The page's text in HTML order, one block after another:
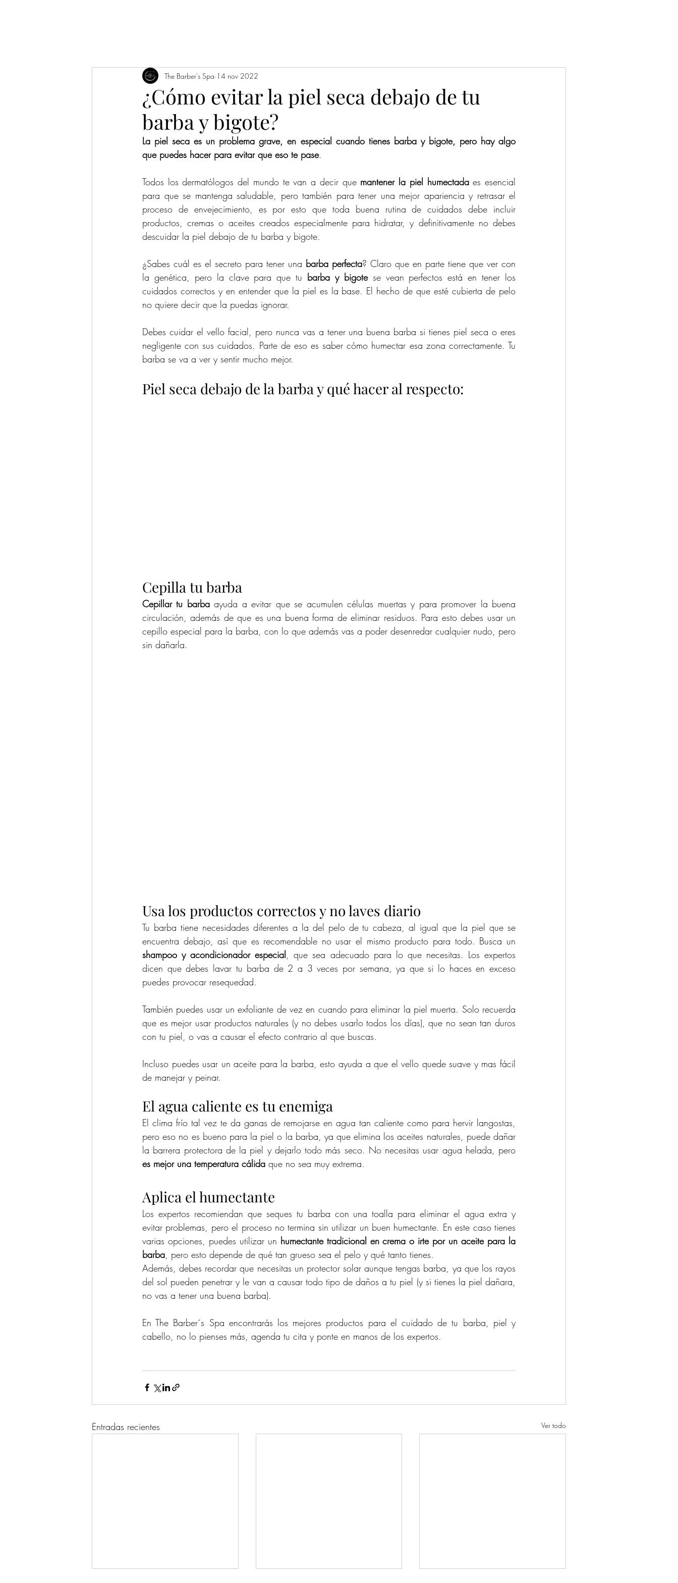
¿Cómo evitar la piel seca debajo de tu
barba y bigote?
The Barber's Spa 14 nov 2022
La piel seca es un problema grave, en especial cuando tienes barba y bigote, pero hay algo
que puedes hacer para evitar que eso te pase.
Todos los dermatólogos del mundo te van a decir que mantener la piel humectada es esencial
para que se mantenga saludable, pero también para tener una mejor apariencia y retrasar el
proceso de envejecimiento, es por esto que toda buena rutina de cuidados debe incluir
productos, cremas o aceites creados especialmente para hidratar, y definitivamente no debes
descuidar la piel debajo de tu barba y bigote.
¿Sabes cuál es el secreto para tener una barba perfecta? Claro que en parte tiene que ver con
la genética, pero la clave para que tu barba y bigote se vean perfectos está en tener los
cuidados correctos y en entender que la piel es la base. El hecho de que esté cubierta de pelo
no quiere decir que la puedas ignorar.
Debes cuidar el vello facial, pero nunca vas a tener una buena barba si tienes piel seca o eres
negligente con sus cuidados. Parte de eso es saber cómo humectar esa zona correctamente. Tu
barba se va a ver y sentir mucho mejor.
Piel seca debajo de la barba y qué hacer al respecto:
Cepilla tu barba
Cepillar tu barba ayuda a evitar que se acumulen células muertas y para promover la buena
circulación, además de que es una buena forma de eliminar residuos. Para esto debes usar un
cepillo especial para la barba, con lo que además vas a poder desenredar cualquier nudo, pero
sin dañarla.
Usa los productos correctos y no laves diario
Tu barba tiene necesidades diferentes a la del pelo de tu cabeza, al igual que la piel que se
shampoo y acondicionador especial, que sea adecuado para lo que necesitas. Los expertos
dicen que debes lavar tu barba de 2 a 3 veces por semana, ya que si lo haces en exceso
puedes provocar resequedad.
También puedes usar un exfoliante de vez en cuando para eliminar la piel muerta. Solo recuerda
que es mejor usar productos naturales (y no debes usarlo todos los días), que no sean tan duros
con tu piel, o vas a causar el efecto contrario al que buscas.
Incluso puedes usar un aceite para la barba, esto ayuda a que el vello quede suave y mas fácil
de manejar y peinar.
El agua caliente es tu enemiga
El clima frío tal vez te da ganas de remojarse en agua tan caliente como para hervir langostas,
pero eso no es bueno para la piel o la barba, ya que elimina los aceites naturales, puede dañar
es mejor una temperatura cálida que no sea muy extrema.
Aplica el humectante
Los expertos recomiendan que seques tu barba con una toalla para eliminar el agua extra y
evitar problemas, pero el proceso no termina sin utilizar un buen humectante. En este caso tienes
varias opciones, puedes utilizar un humectante tradicional en crema o irte por un aceite para la
barba, pero esto depende de qué tan grueso sea el pelo y qué tanto tienes.
Además, debes recordar que necesitas un protector solar aunque tengas barba, ya que los rayos
del sol pueden penetrar y le van a causar todo tipo de daños a tu piel (y si tienes la piel dañara,
no vas a tener una buena barba).
En The Barber´s Spa encontrarás los mejores productos para el cuidado de tu barba, piel y
cabello, no lo pienses más, agenda tu cita y ponte en manos de los expertos.
Entradas recientes Ver todo